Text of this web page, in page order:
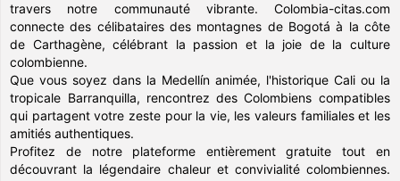
travers notre communauté vibrante. Colombia-citas.com
connecte des célibataires des montagnes de Bogotá à la côte
de Carthagène, célébrant la passion et la joie de la culture
colombienne.
Que vous soyez dans la Medellín animée, l'historique Cali ou la
tropicale Barranquilla, rencontrez des Colombiens compatibles
qui partagent votre zeste pour la vie, les valeurs familiales et les
amitiés authentiques.
Profitez de notre plateforme entièrement gratuite tout en
découvrant la légendaire chaleur et convivialité colombiennes.